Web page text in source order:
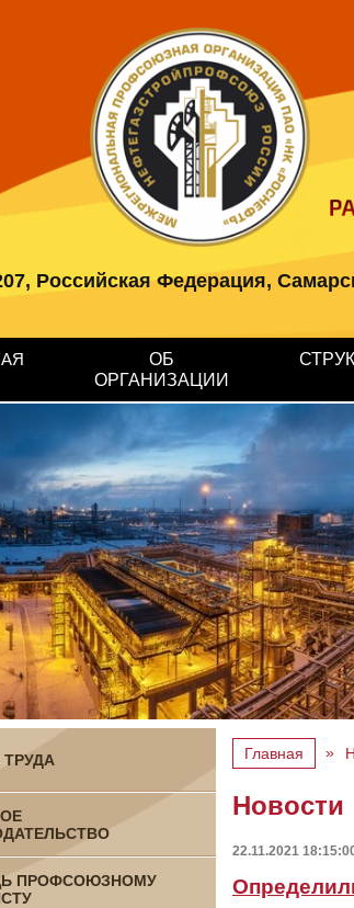
Российская Федерация,
ОБ
ОРГАНИЗАЦИИ
ТРУДА
ПРОФСОЮЗНОМУ
Главная »
Новости
22.11.2021